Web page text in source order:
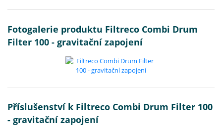
Fotogalerie produktu Filtreco Combi Drum
Filter 100 - gravitační zapojení
Příslušenství k Filtreco Combi Drum Filter 100
- gravitační zapojení